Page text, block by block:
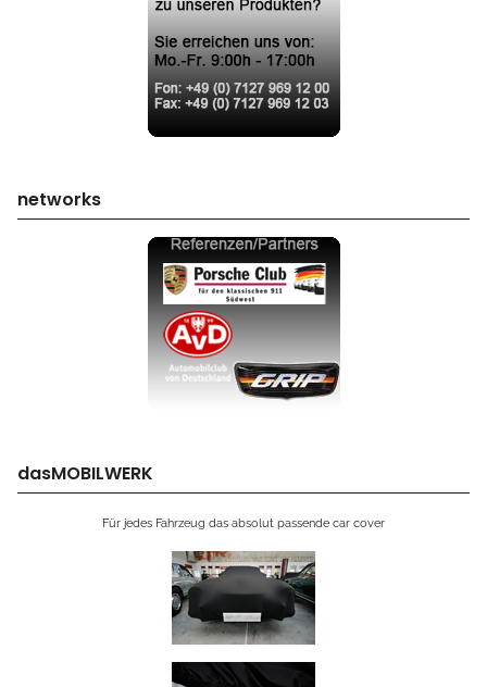
networks
dasMOBILWERK
Für jedes Fahrzeug das absolut passende car cover